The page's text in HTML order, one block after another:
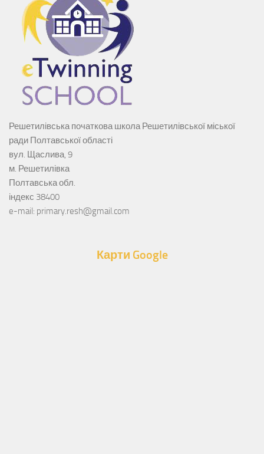
Решетилівська початкова школа Решетилівської міської
ради Полтавської області
вул. Щаслива, 9
м. Решетилівка
Полтавська обл.
індекс 38400
e-mail: primary.resh@gmail.com
Карти Google